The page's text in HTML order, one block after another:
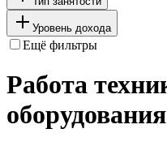
Уровень дохода
Ещё фильтры
Работа